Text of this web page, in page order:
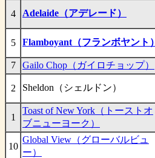
4 Adelaide（アデレード）
5 Flamboyant（フランボヤント）
7 Gailo Chop（ガイロチョップ）
2 Sheldon（シェルドン）
1
Toast of New York（トーストオ
ブニューヨーク）
10
Global View（グローバルビュ
ー）